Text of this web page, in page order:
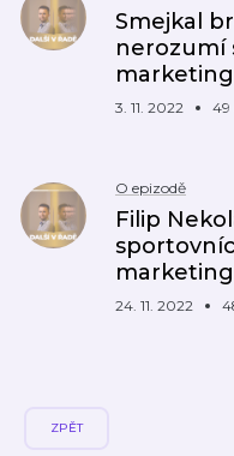
Smejkal
nerozumí
3. 11. 2022 49
O epizodě
Filip
24. 11. 2022
ZPĚT